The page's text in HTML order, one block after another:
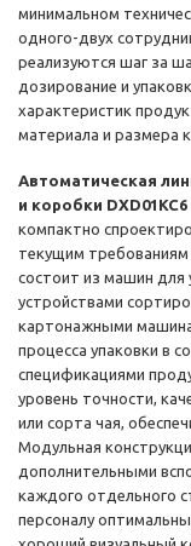
минимальном
одного-двух
реализуются шаг за
дозирование и
характеристик
материала и размера
Автоматическая
и коробки DXD01KC6
компактно
текущим требованиям
состоит из машин для
устройствами
картонажными
процесса упаковки в
спецификациями
уровень точности,
или сорта чая,
Модульная
дополнительными
каждого отдельного
персоналу